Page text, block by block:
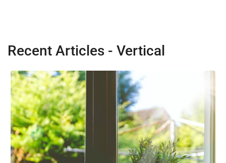
Recent Articles - Vertical